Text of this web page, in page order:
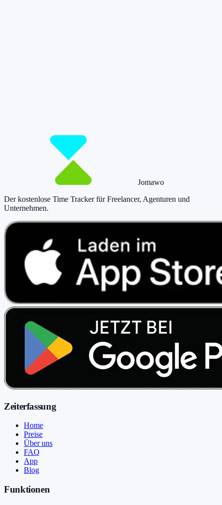
Jomawo
Der kostenlose Time Tracker für Freelancer, Agenturen und
Unternehmen.
Zeiterfassung
Home
Preise
Über uns
FAQ
App
Blog
Funktionen